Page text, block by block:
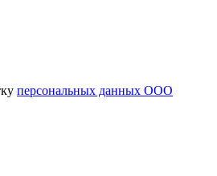
персональных данных ООО